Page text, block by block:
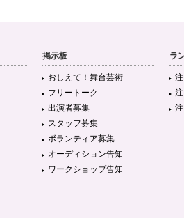
掲示板
おしえて！舞台芸術
フリートーク
出演者募集
スタッフ募集
ボランティア募集
オーディション告知
ワークショップ告知
ラ